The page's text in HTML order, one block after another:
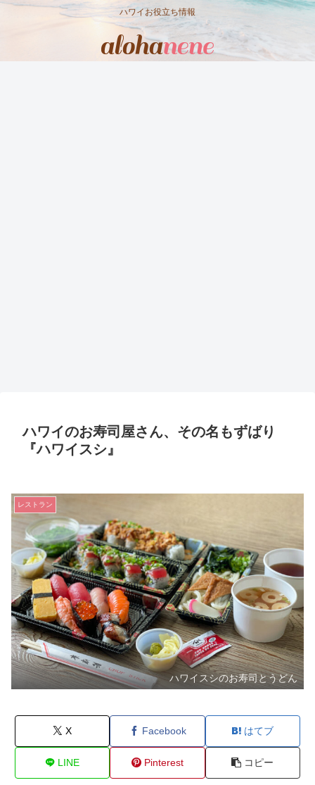
ハワイお役立ち情報
ハワイのお寿司屋さん、その名もずばり
『ハワイスシ』
レストラン
ハワイスシのお寿司とうどん
X Facebook はてブ
LINE Pinterest コピー